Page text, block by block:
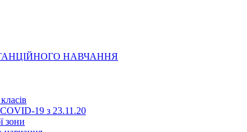
НАВЧАННЯ
19 з 23.11.20
зони